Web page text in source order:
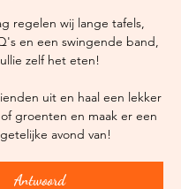
regelen wij lange tafels,
en een swingende band,
zelf het eten!
uit en haal een lekker
groenten en maak er een
avond van!
Antwoord